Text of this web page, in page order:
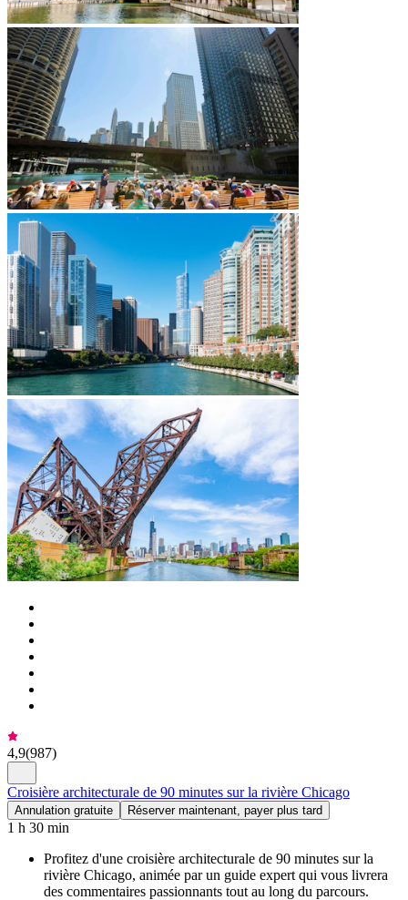
4,9(987)
Croisière architecturale de 90 minutes sur la rivière Chicago
Annulation gratuite Réserver maintenant, payer plus tard
1 h 30 min
Profitez d'une croisière architecturale de 90 minutes sur la
rivière Chicago, animée par un guide expert qui vous livrera
des commentaires passionnants tout au long du parcours.